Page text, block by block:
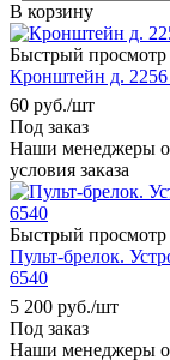
В корзину
Быстрый просмотр
Кронштейн д. 2256
60 руб./шт
Под заказ
Наши менеджеры
условия заказа
Быстрый просмотр
Пульт-брелок.
6540
5 200 руб./шт
Под заказ
Наши менеджеры